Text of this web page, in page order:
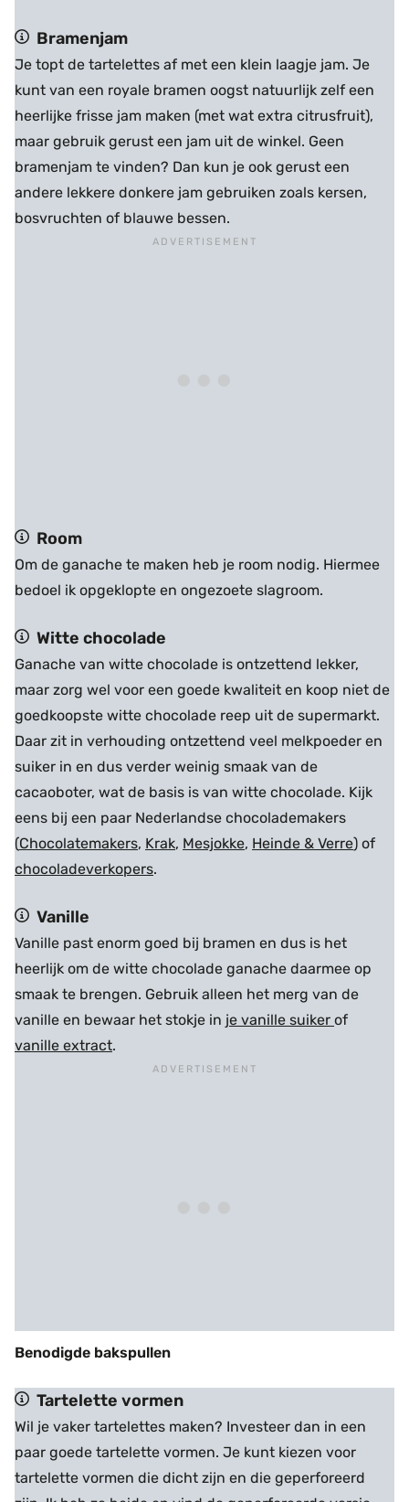
Bramenjam
Je topt de tartelettes af met een klein laagje jam. Je
kunt van een royale bramen oogst natuurlijk zelf een
heerlijke frisse jam maken (met wat extra citrusfruit),
maar gebruik gerust een jam uit de winkel. Geen
bramenjam te vinden? Dan kun je ook gerust een
andere lekkere donkere jam gebruiken zoals kersen,
bosvruchten of blauwe bessen.
Room
Om de ganache te maken heb je room nodig. Hiermee
bedoel ik opgeklopte en ongezoete slagroom.
Witte chocolade
Ganache van witte chocolade is ontzettend lekker,
maar zorg wel voor een goede kwaliteit en koop niet de
goedkoopste witte chocolade reep uit de supermarkt.
Daar zit in verhouding ontzettend veel melkpoeder en
suiker in en dus verder weinig smaak van de
cacaoboter, wat de basis is van witte chocolade. Kijk
eens bij een paar Nederlandse chocolademakers
(Chocolatemakers, Krak, Mesjokke, Heinde & Verre) of
chocoladeverkopers.
Vanille
Vanille past enorm goed bij bramen en dus is het
heerlijk om de witte chocolade ganache daarmee op
smaak te brengen. Gebruik alleen het merg van de
vanille en bewaar het stokje in je vanille suiker of
vanille extract.
Benodigde bakspullen
Tartelette vormen
Wil je vaker tartelettes maken? Investeer dan in een
paar goede tartelette vormen. Je kunt kiezen voor
tartelette vormen die dicht zijn en die geperforeerd